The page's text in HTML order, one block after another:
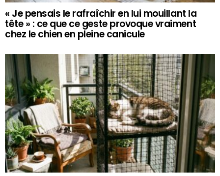
« Je pensais le rafraîchir en lui mouillant la
tête » : ce que ce geste provoque vraiment
chez le chien en pleine canicule